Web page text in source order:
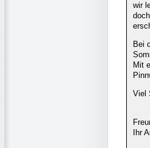
wir
Bei
Mit
Viel
Ihr